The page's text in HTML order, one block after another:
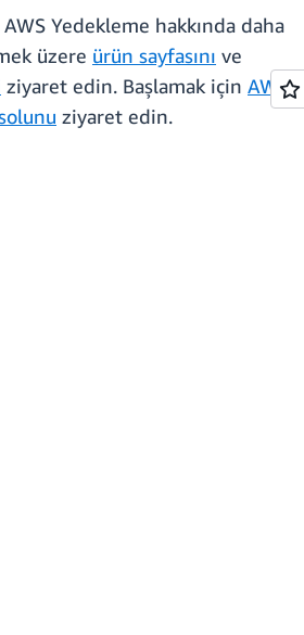
Yedekleme hakkında daha
üzere ürün sayfasını ve
ziyaret edin. Başlamak için AWS
ziyaret edin.